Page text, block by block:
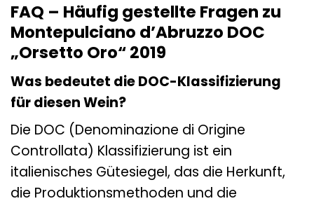
FAQ – Häufig gestellte Fragen zu
Montepulciano d’Abruzzo DOC
„Orsetto Oro“ 2019
Was bedeutet die DOC-Klassifizierung
für diesen Wein?
Die DOC (Denominazione di Origine
Controllata) Klassifizierung ist ein
italienisches Gütesiegel, das die Herkunft,
die Produktionsmethoden und die